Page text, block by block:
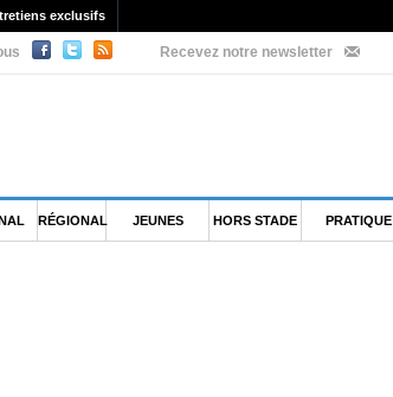
exclusifs
Recevez notre newsletter
RÉGIONAL JEUNES HORS STADE PRATIQUE